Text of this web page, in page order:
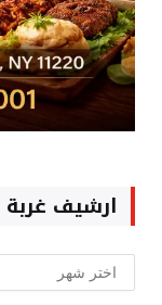
ارشيف غربة
ارشيف
غربة